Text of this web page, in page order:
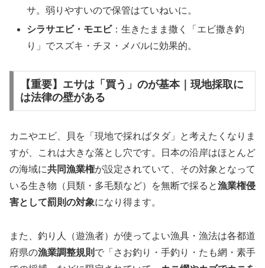
サ。弱りやすいので保管はていねいに。
シラサエビ・モエビ：生きたまま撒く「エビ撒き釣
り」でスズキ・チヌ・メバルに効果的。
【重要】エサは「買う」のが基本｜現地採取に
は法律の壁がある
カニやエビ、貝を「現地で採ればタダ」と考えたくなりま
すが、これは大きな落とし穴です。日本の沿岸はほとんど
の海域に共同漁業権が設定されていて、その対象となって
いる生き物（貝類・多毛類など）を無断で採ると漁業権侵
害として罰則の対象になり得ます。
また、釣り人（遊漁者）が使ってよい漁具・漁法は各都道
府県の漁業調整規則 で「さお釣り・手釣り・たも網・素手